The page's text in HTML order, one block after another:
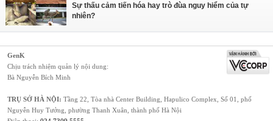
Sự thấu cảm tiến hóa hay trò đùa nguy hiểm của tự
nhiên?
GenK
Chịu trách nhiệm quản lý nội dung:
Bà Nguyễn Bích Minh
TRỤ SỞ HÀ NỘI: Tầng 22, Tòa nhà Center Building, Hapulico Complex, Số 01, phố
Nguyễn Huy Tưởng, phường Thanh Xuân, thành phố Hà Nội